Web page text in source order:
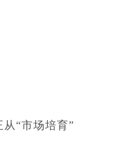
“市场培育”